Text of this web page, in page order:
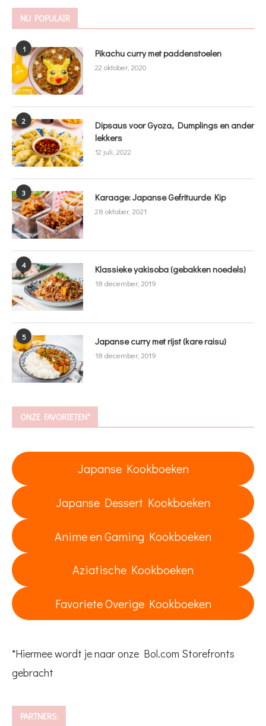
NU POPULAIR
1 Pikachu curry met paddenstoelen
22 oktober, 2020
2
Dipsaus voor Gyoza, Dumplings en ander
lekkers
12 juli, 2022
3 Karaage: Japanse Gefrituurde Kip
28 oktober, 2021
4 Klassieke yakisoba (gebakken noedels)
18 december, 2019
5 Japanse curry met rijst (kare raisu)
18 december, 2019
ONZE FAVORIETEN*
Japanse Kookboeken
Japanse Dessert Kookboeken
Anime en Gaming Kookboeken
Aziatische Kookboeken
Favoriete Overige Kookboeken
*Hiermee wordt je naar onze Bol.com Storefronts
gebracht
PARTNERS: